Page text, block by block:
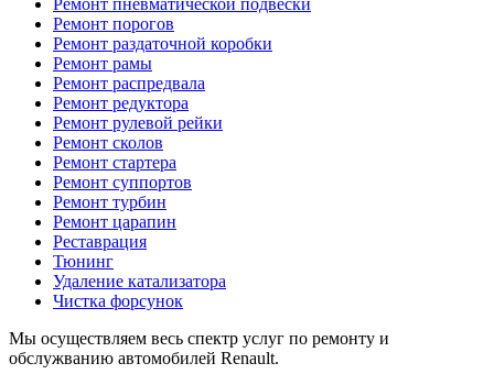
Ремонт пневматической подвески
Ремонт порогов
Ремонт раздаточной коробки
Ремонт рамы
Ремонт распредвала
Ремонт редуктора
Ремонт рулевой рейки
Ремонт сколов
Ремонт стартера
Ремонт суппортов
Ремонт турбин
Ремонт царапин
Реставрация
Тюнинг
Удаление катализатора
Чистка форсунок
Мы осуществляем весь спектр услуг по ремонту и
обслужванию автомобилей Renault.